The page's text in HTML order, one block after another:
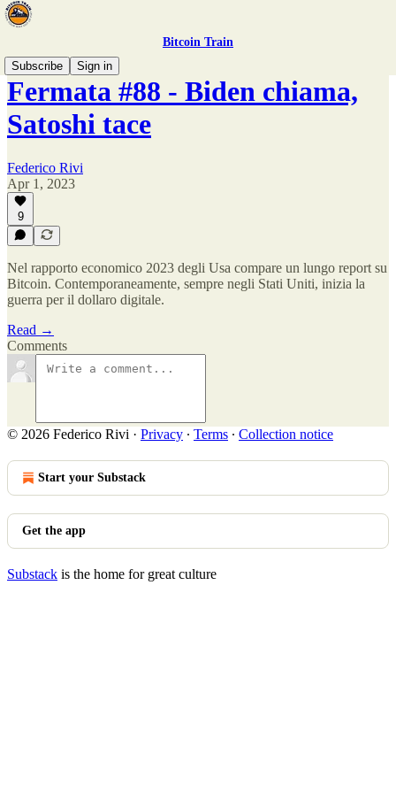
Bitcoin Train
Subscribe
Sign in
Fermata #88 - Biden chiama,
Satoshi tace
Federico Rivi
Apr 1, 2023
9
Nel rapporto economico 2023 degli Usa compare un lungo report su
Bitcoin. Contemporaneamente, sempre negli Stati Uniti, inizia la
guerra per il dollaro digitale.
Read →
Comments
© 2026 Federico Rivi · Privacy ∙ Terms ∙ Collection notice
Start your Substack
Get the app
Substack is the home for great culture